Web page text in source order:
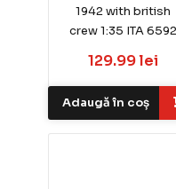
1942 with british
crew 1:35 ITA 6592
129.99 lei
Adaugă în coș